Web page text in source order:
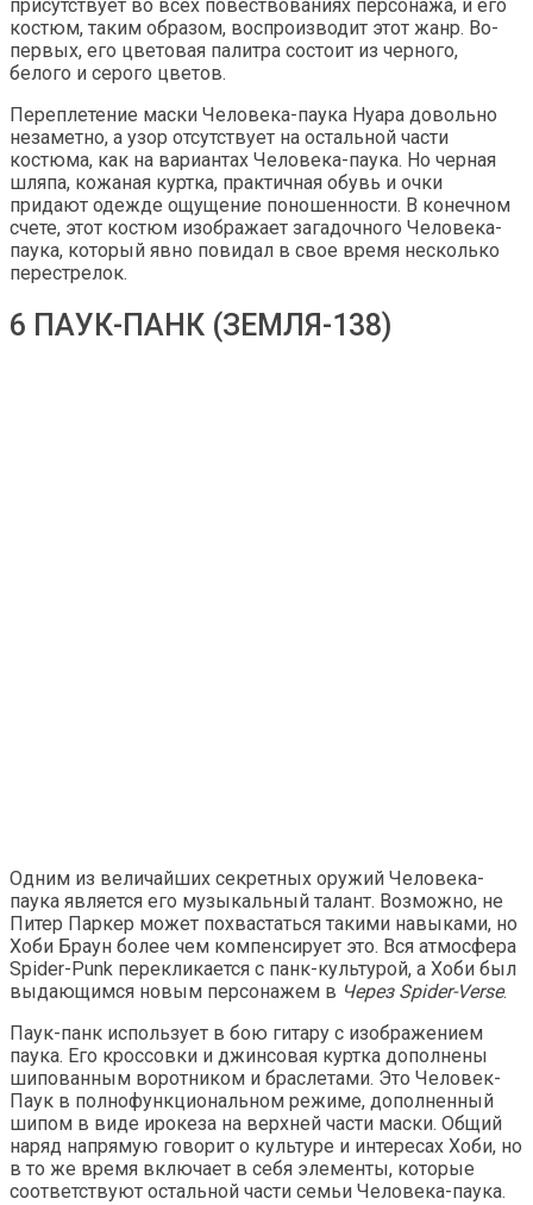
присутствует во всех повествованиях персонажа, и его
костюм, таким образом, воспроизводит этот жанр. Во-
первых, его цветовая палитра состоит из черного,
белого и серого цветов.
Переплетение маски Человека-паука Нуара довольно
незаметно, а узор отсутствует на остальной части
костюма, как на вариантах Человека-паука. Но черная
шляпа, кожаная куртка, практичная обувь и очки
придают одежде ощущение поношенности. В конечном
счете, этот костюм изображает загадочного Человека-
паука, который явно повидал в свое время несколько
перестрелок.
6 ПАУК-ПАНК (ЗЕМЛЯ-138)
Одним из величайших секретных оружий Человека-
паука является его музыкальный талант. Возможно, не
Питер Паркер может похвастаться такими навыками, но
Хоби Браун более чем компенсирует это. Вся атмосфера
Spider-Punk перекликается с панк-культурой, а Хоби был
выдающимся новым персонажем в Через Spider-Verse.
Паук-панк использует в бою гитару с изображением
паука. Его кроссовки и джинсовая куртка дополнены
шипованным воротником и браслетами. Это Человек-
Паук в полнофункциональном режиме, дополненный
шипом в виде ирокеза на верхней части маски. Общий
наряд напрямую говорит о культуре и интересах Хоби, но
в то же время включает в себя элементы, которые
соответствуют остальной части семьи Человека-паука.